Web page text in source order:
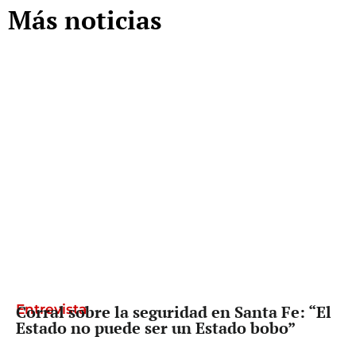
Más noticias
Entrevista
Corral sobre la seguridad en Santa Fe: “El
Estado no puede ser un Estado bobo”